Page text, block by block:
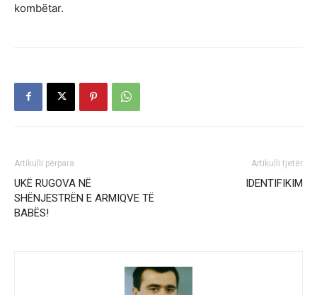
kombëtar.
Artikulli përpara
UKË RUGOVA NË
SHËNJESTRËN E ARMIQVE TË
BABËS!
Artikulli tjetër
IDENTIFIKIM